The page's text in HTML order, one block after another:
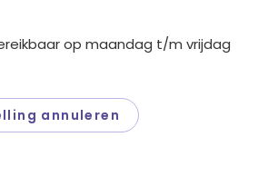
op maandag t/m vrijdag
annuleren